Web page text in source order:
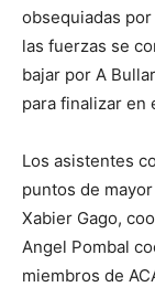
obsequiadas
las fuerzas se
bajar por A
para finalizar en
Los asistentes
puntos de
Xabier Gago,
Angel Pombal
miembros de